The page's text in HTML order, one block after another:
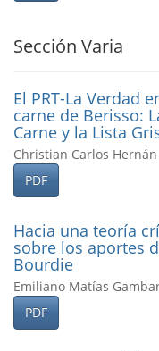
Sección Varia
El PRT-La Verdad
carne de Berisso:
Carne y la Lista
Christian Carlos
PDF
Hacia una teorí­a
sobre los aportes
Bourdie
Emiliano Matías
PDF